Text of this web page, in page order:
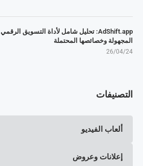
AdShift.app: تحليل شامل لأداة التسويق الرقمي
المجهولة وخصائصها المحتملة
26/04/24
التصنيفات
ألعاب الفيديو
إعلانات وعروض